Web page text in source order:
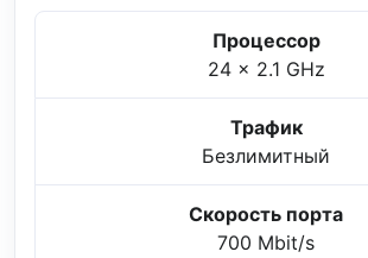
Процессор
24 x 2.1 GHz
Трафик
Безлимитный
Скорость порта
700 Mbit/s